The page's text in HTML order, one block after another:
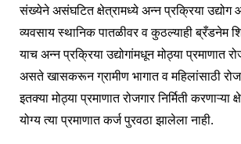
संख्येने असंघटित क्षेत्रामध्ये अन्न प्रक्रिया
व्यवसाय स्थानिक पातळीवर व कुठल्याही ब्रँडनेम
याच अन्न प्रक्रिया उद्योगांमधून मोठ्या प्रमाणात
असते खासकरून ग्रामीण भागात व महिलांसाठी
इतक्या मोठ्या प्रमाणात रोजगार निर्मिती करणाऱ्या
योग्य त्या प्रमाणात कर्ज पुरवठा झालेला नाही.